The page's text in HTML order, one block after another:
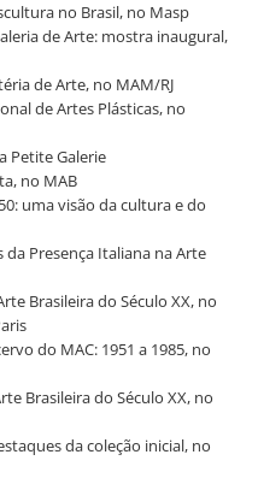
no Brasil, no Masp
de Arte: mostra inaugural,
de Arte, no MAM/RJ
de Artes Plásticas, no
Petite Galerie
no MAB
50: uma visão da cultura e do
da Presença Italiana na Arte
Brasileira do Século XX, no
do MAC: 1951 a 1985, no
Brasileira do Século XX, no
da coleção inicial, no